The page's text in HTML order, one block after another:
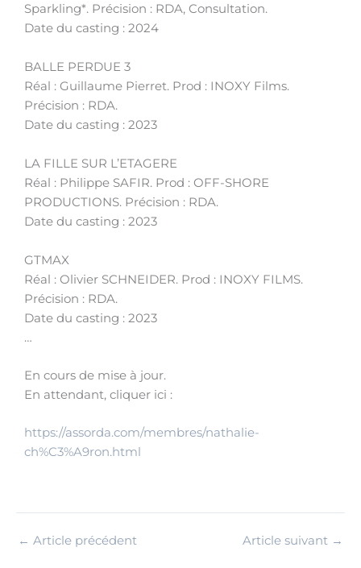
Sparkling*. Précision : RDA, Consultation.
Date du casting : 2024
BALLE PERDUE 3
Réal : Guillaume Pierret. Prod : INOXY Films.
Précision : RDA.
Date du casting : 2023
LA FILLE SUR L’ETAGERE
Réal : Philippe SAFIR. Prod : OFF-SHORE
PRODUCTIONS. Précision : RDA.
Date du casting : 2023
GTMAX
Réal : Olivier SCHNEIDER. Prod : INOXY FILMS.
Précision : RDA.
Date du casting : 2023
…
En cours de mise à jour.
En attendant, cliquer ici :
https://assorda.com/membres/nathalie-
ch%C3%A9ron.html
← Article précédent Article suivant →